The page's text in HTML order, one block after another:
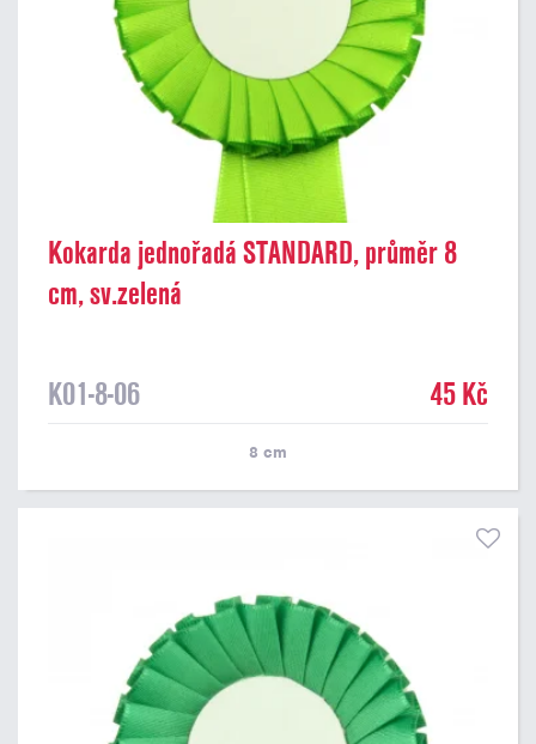
Kokarda jednořadá STANDARD, průměr 8
cm, sv.zelená
K01-8-06 45 Kč
8 cm